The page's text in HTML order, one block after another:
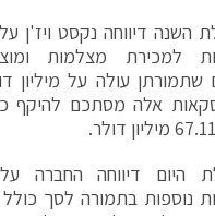
למכירת מצלמות
שתמורתן עולה על מיליון
אלה מסתכם להיקף
נוספות בתמורה לסך